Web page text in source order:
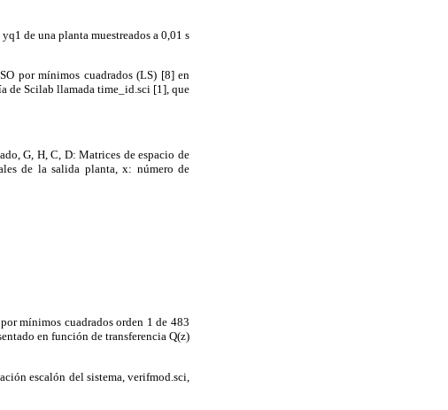
de una planta muestreados a 0,01 s
por mínimos cuadrados (LS) [8] en
de Scilab llamada time_id.sci [1], que
G, H, C, D: Matrices de espacio de
de la salida planta, x: número de
mínimos cuadrados orden 1 de 483
en función de transferencia Q(z)
escalón del sistema, verifmod.sci,